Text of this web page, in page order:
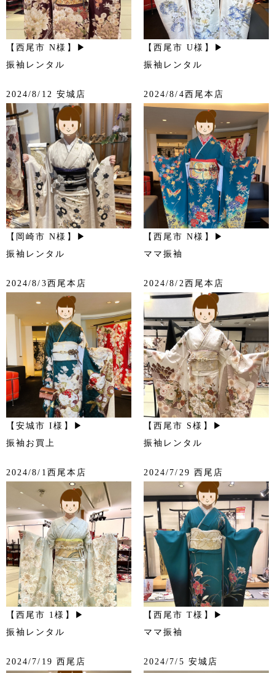
【西尾市 N様】▶
振袖レンタル
【西尾市 U様】▶
振袖レンタル
2024/8/12 安城店
【岡崎市 N様】▶
振袖レンタル
2024/8/4西尾本店
【西尾市 N様】▶
ママ振袖
2024/8/3西尾本店
【安城市 I様】▶
振袖お買上
2024/8/2西尾本店
【西尾市 S様】▶
振袖レンタル
2024/8/1西尾本店
【西尾市 1様】▶
振袖レンタル
2024/7/29 西尾店
【西尾市 T様】▶
ママ振袖
2024/7/19 西尾店 2024/7/5 安城店